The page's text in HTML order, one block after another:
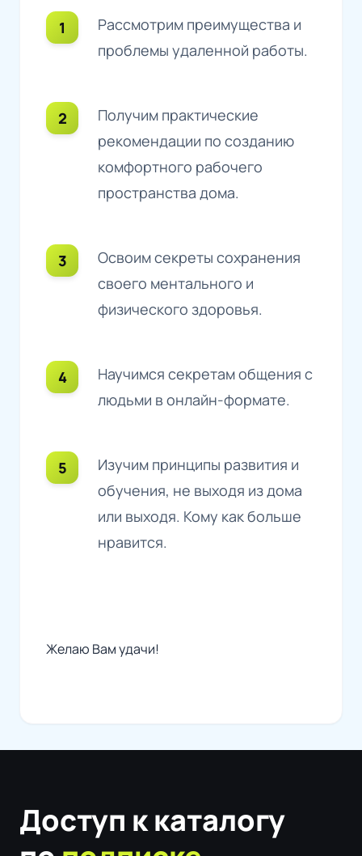
Рассмотрим преимущества и
проблемы удаленной работы.
Получим практические
рекомендации по созданию
комфортного рабочего
пространства дома.
Освоим секреты сохранения
своего ментального и
физического здоровья.
Научимся секретам общения с
людьми в онлайн-формате.
Изучим принципы развития и
обучения, не выходя из дома
или выходя. Кому как больше
нравится.
Желаю Вам удачи!
Доступ к каталогу